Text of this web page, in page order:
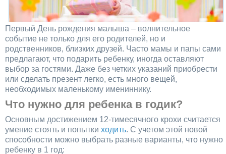
Первый День рождения малыша – волнительное
событие не только для его родителей, но и
родственников, близких друзей. Часто мамы и папы сами
предлагают, что подарить ребенку, иногда оставляют
выбор за гостями. Даже без четких указаний приобрести
или сделать презент легко, есть много вещей,
необходимых маленькому имениннику.
Что нужно для ребенка в годик?
Основным достижением 12-тимесячного крохи считается
умение стоять и попытки ходить. С учетом этой новой
способности можно выбрать разные варианты, что нужно
ребенку в 1 год: